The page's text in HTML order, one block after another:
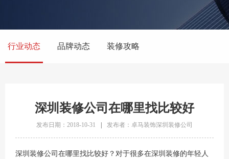
行业动态 品牌动态 装修攻略
深圳装修公司在哪里找比较好
发布日期：2018-10-31 发布者：卓马装饰深圳装修公司
深圳装修公司在哪里找比较好？对于很多在深圳装修的年轻人